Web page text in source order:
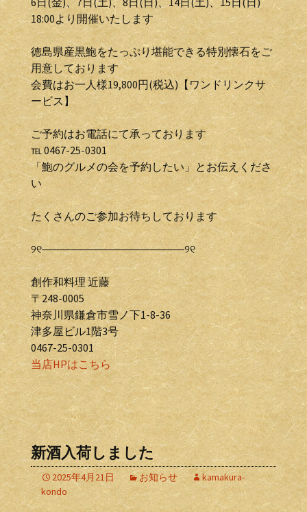
18:00より開催いたします
徳島県産黒鮑をたっぷり堪能できる特別懐石をご
用意しております
会費はお一人様19,800円(税込)【ワンドリンクサ
ービス】
ご予約はお電話にて承っております
℡ 0467-25-0301
「鮑のグルメの会を予約したい」とお伝えくださ
い
たくさんのご参加お待ちしております
୨୧―――――――――――――୨୧
創作和料理 近藤
〒248-0005
神奈川県鎌倉市雪ノ下1-8-36
津多屋ビル1階3号
0467-25-0301
当店HPはこちら
新酒入荷しました
2025年4月21日 お知らせ
kamakura-
kondo